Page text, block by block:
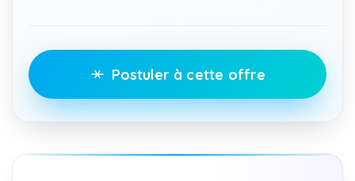
Postuler à cette offre